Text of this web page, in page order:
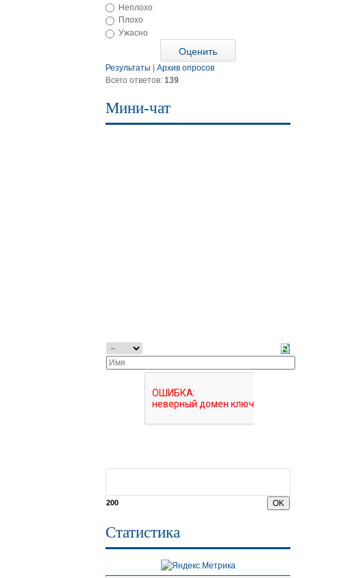
Неплохо
Плохо
Ужасно
Результаты
Архив опросов
Всего ответов: 139
Мини-чат
200
Статистика